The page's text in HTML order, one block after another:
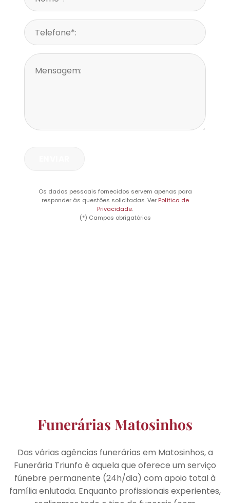
Os dados pessoais fornecidos servem apenas para
responder às questões solicitadas. Ver Política de
Privacidade.
(*) Campos obrigatórios
Funerárias Matosinhos
Das várias agências funerárias em Matosinhos, a
Funerária Triunfo é aquela que oferece um serviço
fúnebre permanente (24h/dia) com apoio total à
família enlutada. Enquanto profissionais experientes,